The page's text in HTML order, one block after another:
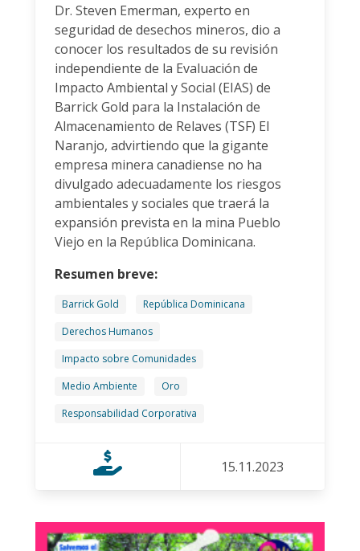
Dr. Steven Emerman, experto en
seguridad de desechos mineros, dio a
conocer los resultados de su revisión
independiente de la Evaluación de
Impacto Ambiental y Social (EIAS) de
Barrick Gold para la Instalación de
Almacenamiento de Relaves (TSF) El
Naranjo, advirtiendo que la gigante
empresa minera canadiense no ha
divulgado adecuadamente los riesgos
ambientales y sociales que traerá la
expansión prevista en la mina Pueblo
Viejo en la República Dominicana.
Resumen breve:
Barrick Gold
República Dominicana
Derechos Humanos
Impacto sobre Comunidades
Medio Ambiente
Oro
Responsabilidad Corporativa
15.11.2023